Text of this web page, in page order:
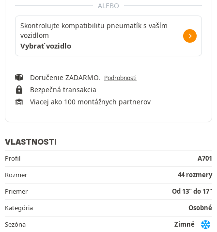
ALEBO
Skontrolujte kompatibilitu pneumatík s vaším
vozidlom
Vybrať vozidlo
Doručenie ZADARMO. Podrobnosti
Bezpečná transakcia
Viacej ako 100 montážnych partnerov
VLASTNOSTI
Profil
A701
Rozmer
44 rozmery
Priemer
Od 13" do 17"
Kategória
Osobné
Sezóna
Zimné